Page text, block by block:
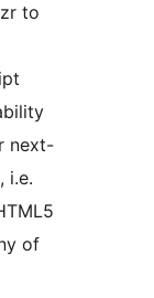
to
next-
i.e.
of